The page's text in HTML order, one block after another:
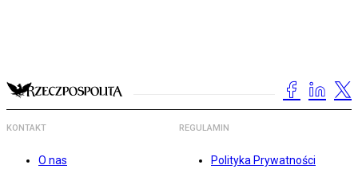
KONTAKT
O nas
REGULAMIN
Polityka Prywatności